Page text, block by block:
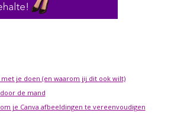
met je doen (en waarom jij dit ook wilt)
de mand
je Canva afbeeldingen te vereenvoudigen